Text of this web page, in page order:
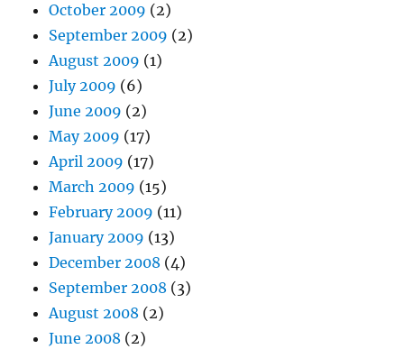
October 2009 (2)
September 2009 (2)
August 2009 (1)
July 2009 (6)
June 2009 (2)
May 2009 (17)
April 2009 (17)
March 2009 (15)
February 2009 (11)
January 2009 (13)
December 2008 (4)
September 2008 (3)
August 2008 (2)
June 2008 (2)